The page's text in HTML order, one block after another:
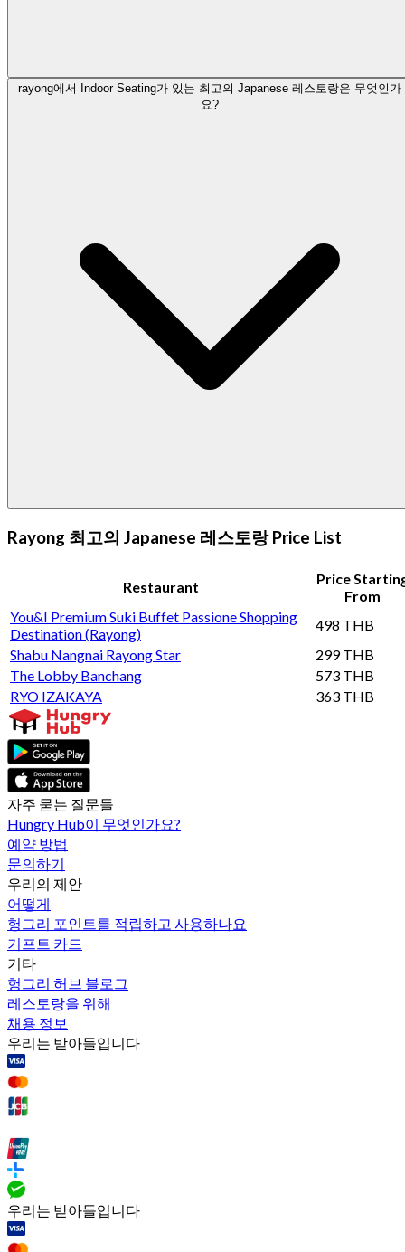
rayong에서 Indoor Seating가 있는 최고의 Japanese 레스토랑은 무엇인가
요?
Rayong 최고의 Japanese 레스토랑 Price List
Restaurant
Price
From
You&I Premium Suki Buffet Passione Shopping
Destination (Rayong)
498 THB
Shabu Nangnai Rayong Star
299 THB
The Lobby Banchang
573 THB
RYO IZAKAYA
363 THB
자주 묻는 질문들
Hungry Hub이 무엇인가요?
예약 방법
문의하기
우리의 제안
어떻게
헝그리 포인트를 적립하고 사용하나요
기프트 카드
기타
헝그리 허브 블로그
레스토랑을 위해
채용 정보
우리는 받아들입니다
우리는 받아들입니다